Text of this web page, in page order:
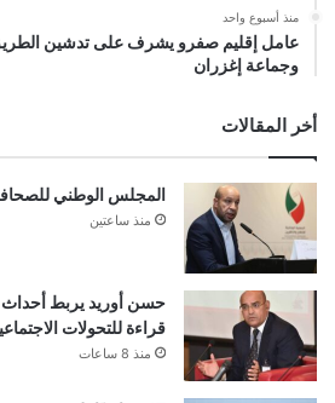
منذ أسبوع واحد
عامل إقليم صفرو يشرف على تدشين الطريق
وجماعة إغزران
أخر المقالات
المجلس الوطني
منذ ساعتين
حسن أوريد يربط أحداث
قراءة للتحولات
منذ 8 ساعات